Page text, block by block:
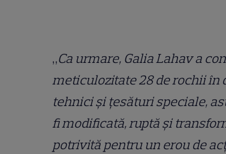
„Ca urmare, Galia Lahav a
meticulozitate 28 de rochii în
tehnici și țesături speciale,
fi modificată, ruptă și
potrivită pentru un erou de